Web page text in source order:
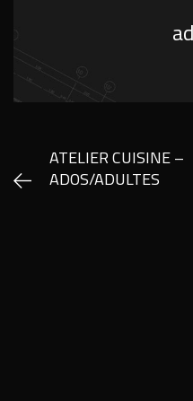
ATELIER CUISINE –
ADOS/ADULTES